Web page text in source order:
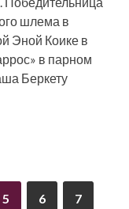
шлема в
Эной Коике в
в парном
Беркету
5 6 7